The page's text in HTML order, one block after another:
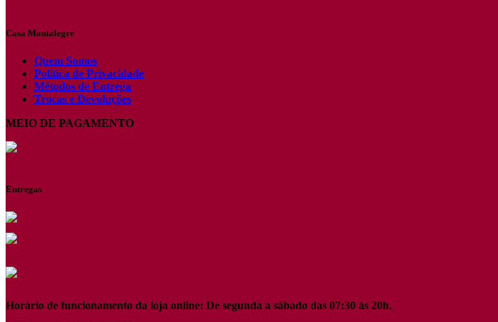
Casa Montalegre
Quem Somos
Política de Privacidade
Métodos de Entrega
Trocas e Devoluções
MEIO DE PAGAMENTO
Entregas
Horário de funcionamento da loja online: De segunda a sábado das 07:30 às 20h.